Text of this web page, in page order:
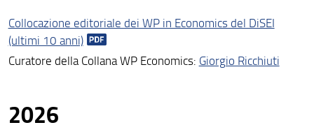
Collocazione editoriale dei WP in Economics del DiSEI
(ultimi 10 anni)
Curatore della Collana WP Economics: Giorgio Ricchiuti
2026